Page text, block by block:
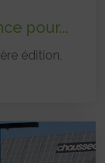
pour...
édition,